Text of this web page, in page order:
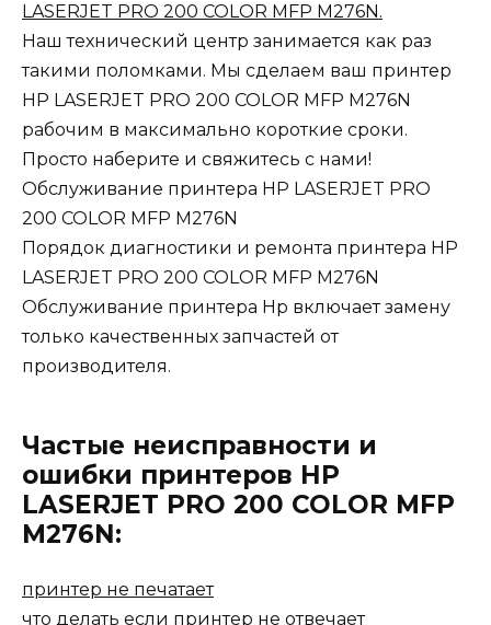
LASERJET PRO 200 COLOR MFP M276N.
Наш технический центр занимается как раз
такими поломками. Мы сделаем ваш принтер
HP LASERJET PRO 200 COLOR MFP M276N
рабочим в максимально короткие сроки.
Просто наберите и свяжитесь с нами!
Обслуживание принтера HP LASERJET PRO
200 COLOR MFP M276N
Порядок диагностики и ремонта принтера HP
LASERJET PRO 200 COLOR MFP M276N
Обслуживание принтера Hp включает замену
только качественных запчастей от
производителя.
Частые неисправности и
ошибки принтеров HP
LASERJET PRO 200 COLOR MFP
M276N:
принтер не печатает
что делать если принтер не отвечает